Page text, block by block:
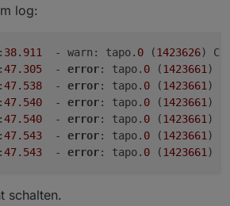
log:
: 38.911
  - warn: tapo.
0 (1423626)
:47.305
  -
error: tapo. 0 (1423661 )
:47.538
  -
error: tapo. 0 (1423661 )
:47.540
  -
error: tapo. 0 (1423661 )
:47.540
  -
error: tapo. 0 (1423661 )
:47.543
  -
error: tapo. 0 (1423661
:47.543
  -
error: tapo. 0 (1423661 )
schalten.